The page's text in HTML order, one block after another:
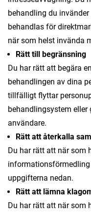
behandling du
behandlas för
när som helst invända
Rätt till begränsning
Du har rätt att begära
behandlingen av dina
tillfälligt flyttar
behandlingsystem
användare.
Rätt att återkalla
Du har rätt att när som
uppgifterna nedan.
Rätt att lämna
Du har rätt att när som